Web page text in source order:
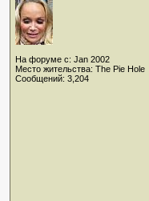
На форуме с: Jan 2002
Место жительства: The Pie Hole
Сообщений: 3,204